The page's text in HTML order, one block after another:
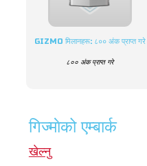
GIZMO मिलानहरू: ८०० अंक प्राप्त गरे
८०० अंक प्राप्त गरे
गिज्माेको एम्बार्क
खेल्नु